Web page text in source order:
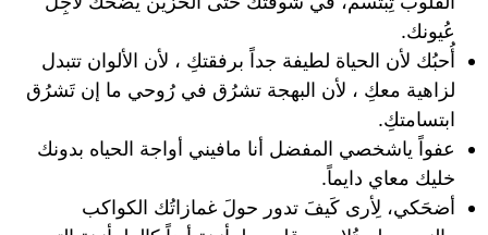
عُيونك.
أُحبُك لأن الحياة لطيفة جداً برفقتكِ ، لأن الألوان تتبدل
لزاهية معكِ ، لأن البهجة تشرُق في رُوحي ما إن تَشرُق
ابتسامتكِ.
‏عفواً ياشخصي المفضل أنا مافيني أواجة الحياه بدونك
خليك معاي دايماً.
أضحَكي، لِأرى كَيفَ تدور حولَ غمازاتُك الكواكب